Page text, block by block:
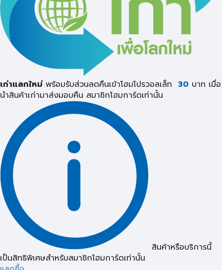
เก่าแลกใหม่ พร้อมรับส่วนลดคืนเข้าโฮมโปรวอลเล็ท 30 บาท เมื่อ
นำสินค้าเก่ามาส่งมอบคืน สมาชิกโฮมการ์ดเท่านั้น
สินค้าหรือบริการนี้
เป็นสิทธิพิเศษสำหรับสมาชิกโฮมการ์ดเท่านั้น